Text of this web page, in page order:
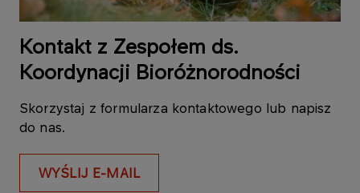
Kontakt z Zespołem ds.
Koordynacji Bioróżnorodności
Skorzystaj z formularza kontaktowego lub napisz
do nas.
WYŚLIJ E-MAIL